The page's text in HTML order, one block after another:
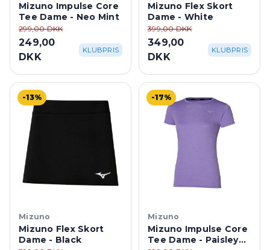
Mizuno Impulse Core
Tee Dame - Neo Mint
299,00 DKK
249,00
DKK
KLUBPRIS
Mizuno Flex Skort
Dame - White
399,00 DKK
349,00
DKK
KLUBPRIS
-13%
Mizuno
Mizuno Flex Skort
Dame - Black
-17%
Mizuno
Mizuno Impulse Core
Tee Dame - Paisley